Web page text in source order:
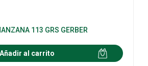
113 GRS GERBER
Añadir al carrito